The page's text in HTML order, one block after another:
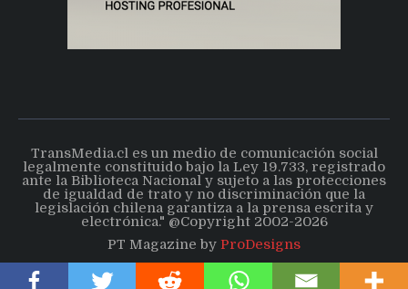
TransMedia.cl es un medio de comunicación social
legalmente constituido bajo la Ley 19.733, registrado
ante la Biblioteca Nacional y sujeto a las protecciones
de igualdad de trato y no discriminación que la
legislación chilena garantiza a la prensa escrita y
electrónica." @Copyright 2002-2026
PT Magazine by ProDesigns